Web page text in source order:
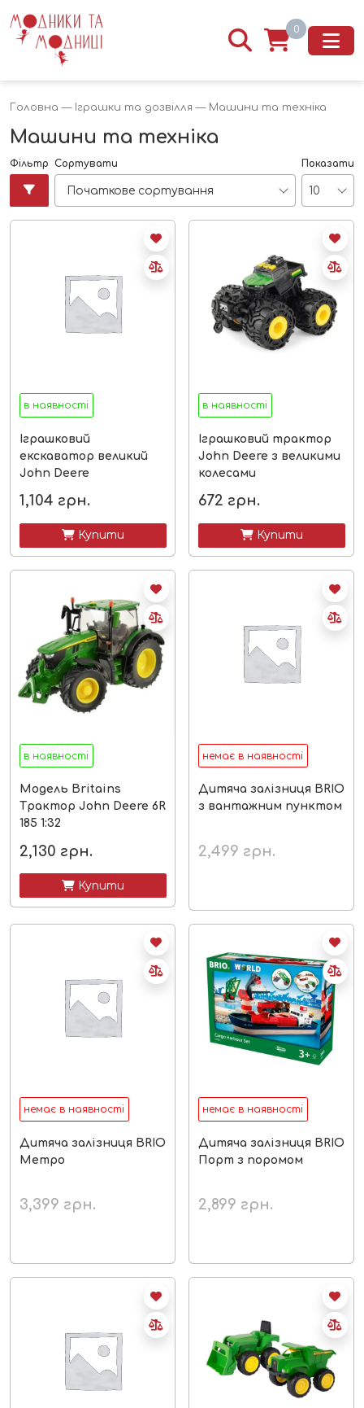
0
Головна — Іграшки та дозвілля — Машини та техніка
Машини та техніка
Фільтр Сортувати
Початкове сортування
Показати
10
в наявності
Іграшковий
екскаватор великий
John Deere
1,104 грн.
 Купити
в наявності
Іграшковий трактор
John Deere з великими
колесами
672 грн.
 Купити
в наявності
Модель Britains
Трактор John Deere 6R
185 1:32
2,130 грн.
 Купити
немає в наявності
Дитяча залізниця BRIO
з вантажним пунктом
2,499 грн.
немає в наявності
Дитяча залізниця BRIO
Метро
3,399 грн.
немає в наявності
Дитяча залізниця BRIO
Порт з поромом
2,899 грн.